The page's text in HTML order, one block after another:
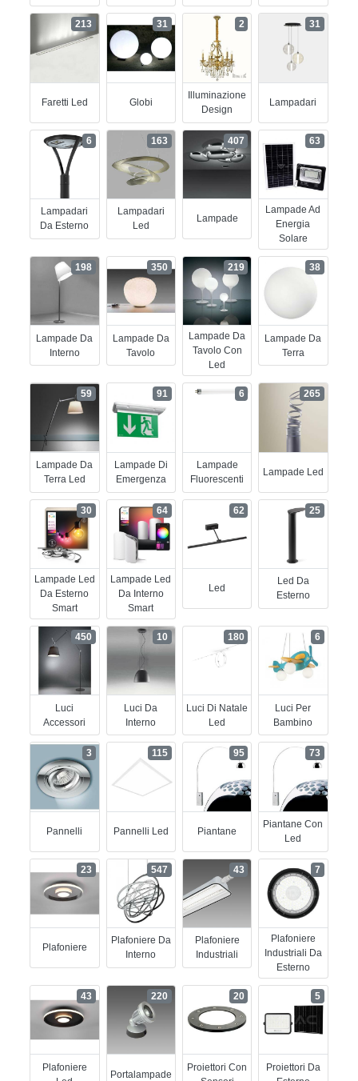
Faretti Led
213
Globi
31
Illuminazione
Design
2
Lampadari
31
Lampadari
Da Esterno
6
Lampadari
Led
163
Lampade
407
Lampade Ad
Energia
Solare
63
Lampade Da
Interno
198
Lampade Da
Tavolo
350
Lampade Da
Tavolo Con
Led
219
Lampade Da
Terra
38
Lampade Da
Terra Led
59
Lampade Di
Emergenza
91
Lampade
Fluorescenti
6
Lampade Led
265
Lampade Led
Da Esterno
Smart
30
Lampade Led
Da Interno
Smart
64
Led
62
Led Da
Esterno
25
Luci
Accessori
450
Luci Da
Interno
10
Luci Di Natale
Led
180
Luci Per
Bambino
6
Pannelli
3
Pannelli Led
115
Piantane
95
Piantane Con
Led
73
Plafoniere
23
Plafoniere Da
Interno
547
Plafoniere
Industriali
43
Plafoniere
Industriali Da
Esterno
7
Plafoniere
43
Portalampade
220
Proiettori Con
20
Proiettori Da
5